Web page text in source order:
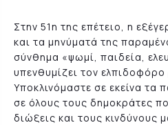
Στην 51η της επέτειο, η
και τα μηνύματά της
σύνθημα «ψωμί, παιδεία,
υπενθυμίζει τον ελπιδοφόρο
Υποκλινόμαστε σε εκείνα τα
σε όλους τους δημοκράτες
διώξεις και τους κινδύνους